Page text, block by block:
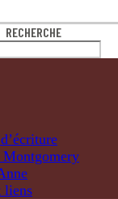
RECHERCHE
d’écriture
liens